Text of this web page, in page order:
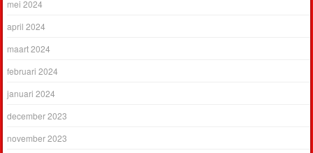
mei 2024
april 2024
maart 2024
februari 2024
januari 2024
december 2023
november 2023